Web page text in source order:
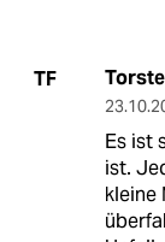
TF
Es ist
ist.
kleine